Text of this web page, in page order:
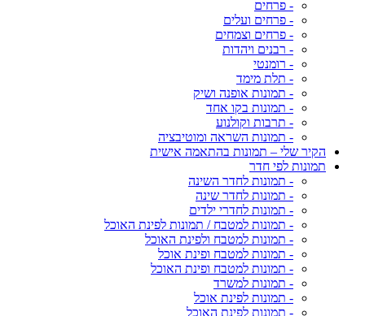
- פרחים
- פרחים ועלים
- פרחים וצמחים
- רבנים ויהדות
- רומנטי
- תלת מימד
- תמונות אופנה ושיק
- תמונות בקו אחד
- תרבות וקולנוע
- תמונות השראה ומוטיבציה
הקיר שלי – תמונות בהתאמה אישית
תמונות לפי חדר
- תמונות לחדר השינה
- תמונות לחדר שינה
- תמונות לחדרי ילדים
- תמונות למטבח / תמונות לפינת האוכל
- תמונות למטבח ולפינת האוכל
- תמונות למטבח ופינת אוכל
- תמונות למטבח ופינת האוכל
- תמונות למשרד
- תמונות לפינת אוכל
- תמונות לפינת האוכל